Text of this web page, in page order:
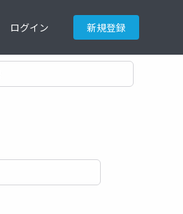
ログイン 新規登録